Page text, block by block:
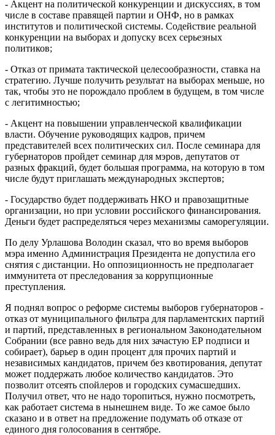
- Акцент на политической конкуренции и дискуссиях, в том
числе в составе правящей партии и ОНФ, но в рамках
институтов и политической системы. Содействие реальной
конкуренции на выборах и допуску всех серьезных
политиков;
- Отказ от примата тактической целесообразности, ставка на
стратегию. Лучше получить результат на выборах меньше, но
так, чтобы это не порождало проблем в будущем, в том числе
с легитимностью;
- Акцент на повышении управленческой квалификации
власти. Обучение руководящих кадров, причем
представителей всех политических сил. После семинара для
губернаторов пройдет семинар для мэров, депутатов от
разных фракций, будет большая программа, на которую в том
числе будут приглашать международных экспертов;
- Государство будет поддерживать НКО и правозащитные
организации, но при условии российского финансирования.
Деньги будет распределяться через механизмы саморегуляции.
По делу Урлашова Володин сказал, что во время выборов
мэра именно Администрация Президента не допустила его
снятия с дистанции. Но оппозиционность не предполагает
иммунитета от преследования за коррупционные
преступления.
Я поднял вопрос о реформе системы выборов губернаторов -
отказ от муниципального фильтра для парламентских партий
и партий, представленных в региональном Законодательном
Собрании (все равно ведь для них зачастую ЕР подписи и
собирает), барьер в один процент для прочих партий и
независимых кандидатов, причем без квотирования, депутат
может поддержать любое количество кандидатов. Это
позволит отсеять спойлеров и городских сумасшедших.
Получил ответ, что не надо торопиться, нужно посмотреть,
как работает система в нынешнем виде. То же самое было
сказано и в ответ на предложение подумать об отказе от
единого дня голосования в сентябре.